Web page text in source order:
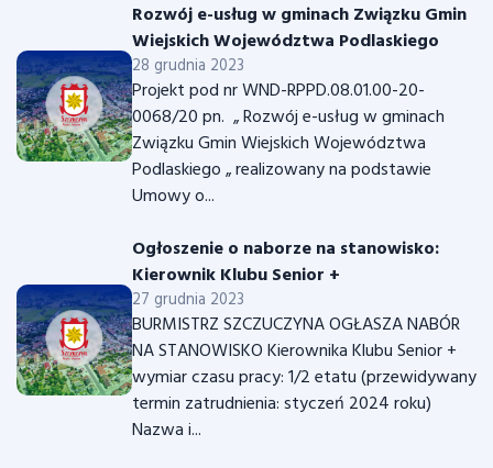
Rozwój e-usług w gminach Związku Gmin
Wiejskich Województwa Podlaskiego
28 grudnia 2023
Projekt pod nr WND-RPPD.08.01.00-20-
0068/20 pn. „ Rozwój e-usług w gminach
Związku Gmin Wiejskich Województwa
Podlaskiego „ realizowany na podstawie
Umowy o...
Ogłoszenie o naborze na stanowisko:
Kierownik Klubu Senior +
27 grudnia 2023
BURMISTRZ SZCZUCZYNA OGŁASZA NABÓR
NA STANOWISKO Kierownika Klubu Senior +
wymiar czasu pracy: 1/2 etatu (przewidywany
termin zatrudnienia: styczeń 2024 roku)
Nazwa i...